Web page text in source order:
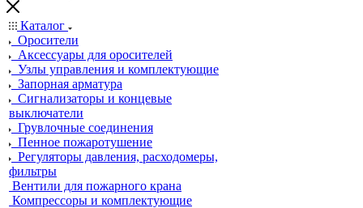
Каталог
Оросители
Аксессуары для оросителей
Узлы управления и комплектующие
Запорная арматура
Сигнализаторы и концевые
выключатели
Грувлочные соединения
Пенное пожаротушение
Регуляторы давления, расходомеры,
фильтры
Вентили для пожарного крана
Компрессоры и комплектующие